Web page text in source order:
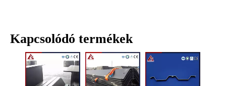
Kapcsolódó termékek